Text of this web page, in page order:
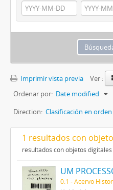
Imprimir vista previa
Ver :
Ordenar por: Date modified
Direction: Clasificación en
1 resultados con
resultados con objetos digitales
0.1 - Acervo